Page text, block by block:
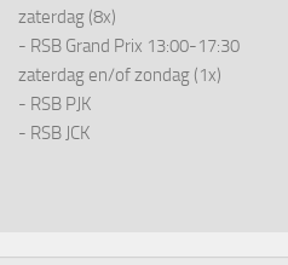
zaterdag (8x)
- RSB Grand Prix 13:00-17:30
zaterdag en/of zondag (1x)
- RSB PJK
- RSB JCK